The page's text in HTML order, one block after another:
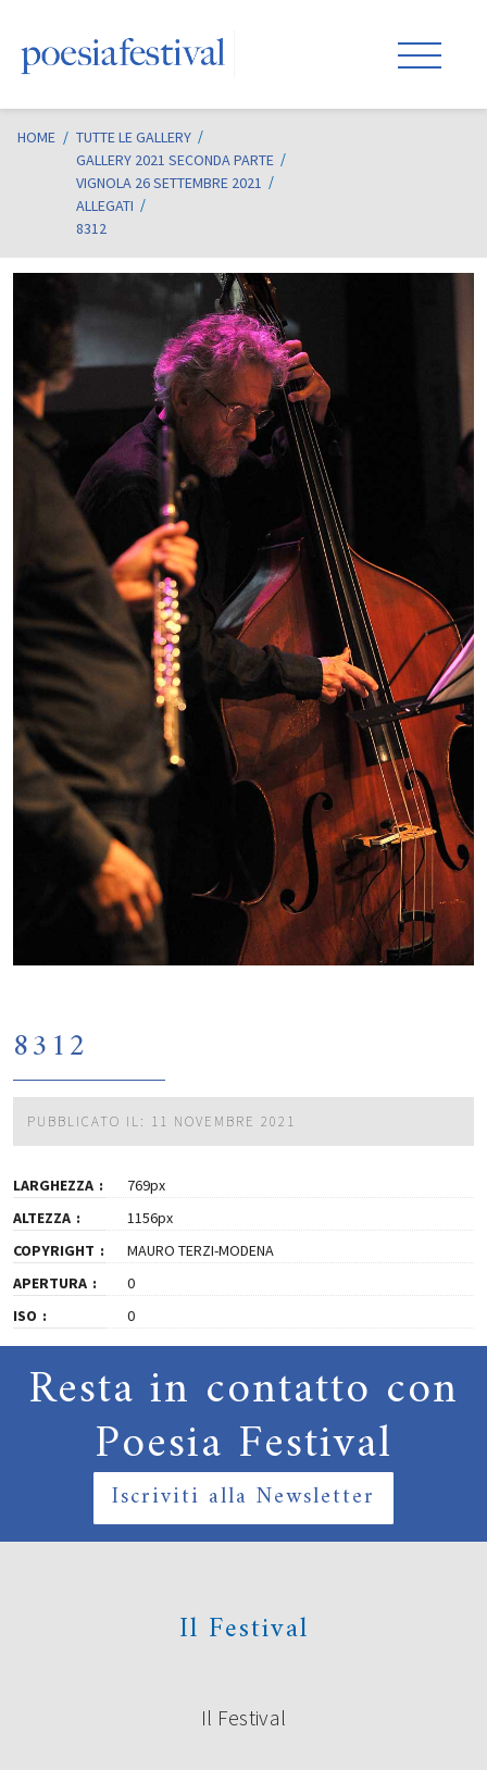
HOME / TUTTE LE GALLERY
GALLERY 2021 SECONDA PARTE
VIGNOLA 26 SETTEMBRE 2021
ALLEGATI
8312
8312
PUBBLICATO IL: 11 NOVEMBRE 2021
LARGHEZZA
769px
ALTEZZA
1156px
COPYRIGHT
MAURO TERZI-MODENA
APERTURA
0
ISO
0
Resta in contatto con
Poesia Festival
Iscriviti alla Newsletter
Il Festival
Il Festival